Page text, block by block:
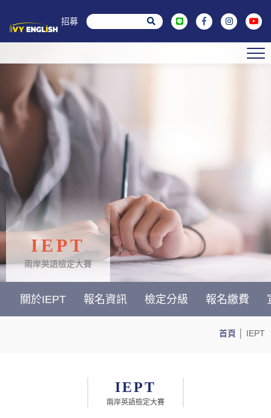
菁英招募
IEPT
兩岸英語檢定大賽
首頁 IEPT
關於IEPT 報名資訊 檢定分級 報名繳費
IEPT
兩岸英語檢定大賽